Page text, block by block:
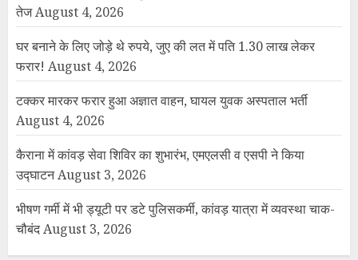
तेजAugust 4, 2026
घर बनाने के लिए जोड़े थे रुपये, जुए की लत में पति 1.30 लाख लेकर
फरार! August 4, 2026
टक्कर मारकर फरार हुआ अज्ञात वाहन, घायल युवक अस्पताल भर्ती
August 4, 2026
कैराना में कांवड़ सेवा शिविर का शुभारंभ, एमएलसी व एसपी ने किया
उद्घाटनAugust 3, 2026
भीषण गर्मी में भी ड्यूटी पर डटे पुलिसकर्मी, कांवड़ यात्रा में व्यवस्था चाक-
चौबंदAugust 3, 2026